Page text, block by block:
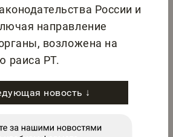
России и
направление
возложена на
раиса РТ.
новость ↓